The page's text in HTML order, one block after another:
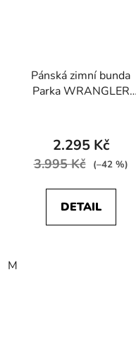
Pánská zimní bunda
Parka WRANGLER
2.295 Kč
3.995 Kč (–42 %)
DETAIL
M